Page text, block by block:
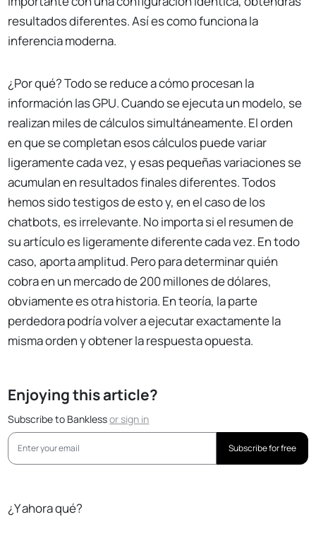
resultados diferentes. Así es como funciona la
inferencia moderna.
¿Por qué? Todo se reduce a cómo procesan la
información las GPU. Cuando se ejecuta un modelo, se
realizan miles de cálculos simultáneamente. El orden
en que se completan esos cálculos puede variar
ligeramente cada vez, y esas pequeñas variaciones se
acumulan en resultados finales diferentes. Todos
hemos sido testigos de esto y, en el caso de los
chatbots, es irrelevante. No importa si el resumen de
su artículo es ligeramente diferente cada vez. En todo
caso, aporta amplitud. Pero para determinar quién
cobra en un mercado de 200 millones de dólares,
obviamente es otra historia. En teoría, la parte
perdedora podría volver a ejecutar exactamente la
misma orden y obtener la respuesta opuesta.
Enjoying this article?
Subscribe to Banklessorsign in
Subscribe for free
¿Y ahora qué?